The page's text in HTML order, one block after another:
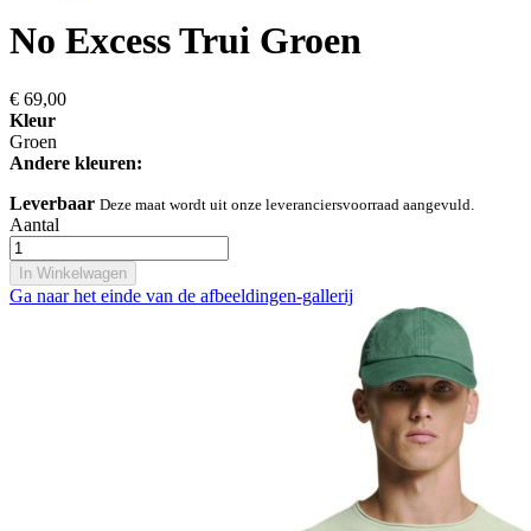
No Excess Trui Groen
€ 69,00
Kleur
Groen
Andere kleuren:
Leverbaar Deze maat wordt uit onze leveranciersvoorraad aangevuld.
Aantal
In Winkelwagen
Ga naar het einde van de afbeeldingen-gallerij